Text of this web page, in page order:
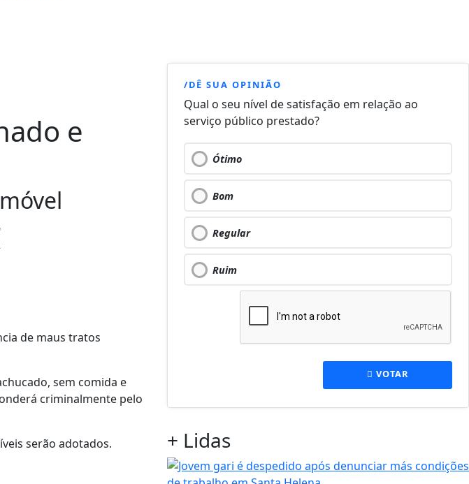
e
de maus tratos
sem comida e
criminalmente pelo
serão adotados.
/DÊ SUA OPINIÃO
Qual o seu nível de satisfação em relação ao
serviço público prestado?
Ótimo
Bom
Regular
Ruim
VOTAR
+ Lidas